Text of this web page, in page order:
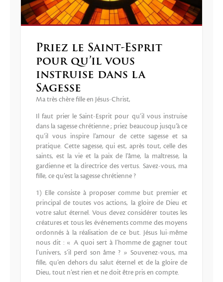
Priez le Saint-Esprit
pour qu’il vous
instruise dans la
Sagesse
Ma très chère fille en Jésus-Christ,
Il faut prier le Saint-Esprit pour qu’il vous instruise
dans la sagesse chrétienne ; priez beaucoup jusqu’à ce
qu’il vous inspire l’amour de cette sagesse et sa
pratique. Cette sagesse, qui est, après tout, celle des
saints, est la vie et la paix de l’âme, la maîtresse, la
gardienne et la directrice des vertus. Savez-vous, ma
fille, ce qu’est la sagesse chrétienne ?
1) Elle consiste à proposer comme but premier et
principal de toutes vos actions, la gloire de Dieu et
votre salut éternel. Vous devez considérer toutes les
créatures et tous les événements comme des moyens
ordonnés à la réalisation de ce but. Jésus lui-même
nous dit : « A quoi sert à l’homme de gagner tout
l’univers, s’il perd son âme ? » Souvenez-vous, ma
fille, qu’en dehors du salut éternel et de la gloire de
Dieu, tout n’est rien et ne doit être pris en compte.